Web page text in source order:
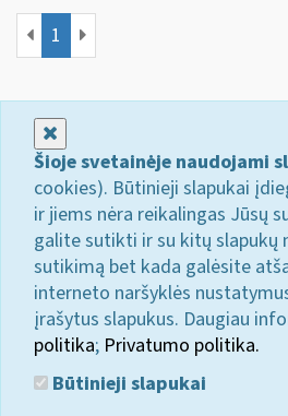
1
Šioje svetainėje naudojami
cookies). Būtinieji slapukai
ir jiems nėra reikalingas Jūsų
galite sutikti ir su kitų slapukų
sutikimą bet kada galėsite
interneto naršyklės
įrašytus slapukus. Daugiau
politika; Privatumo politika.
Būtinieji slapukai